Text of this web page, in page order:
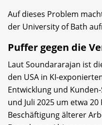
Auf dieses Problem
der University of Bath
Puffer gegen die
Laut Soundararajan ist
den USA in KI-
Entwicklung und
und Juli 2025 um etwa
Beschäftigung älterer